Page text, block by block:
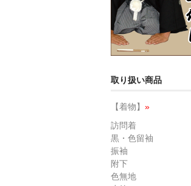
取り扱い商品
【着物】 »
訪問着
黒・色留袖
振袖
附下
色無地